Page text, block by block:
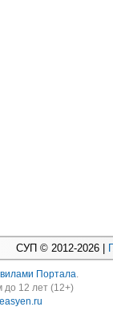
СУП © 2012-2026 |
Портала.
до 12 лет (12+)